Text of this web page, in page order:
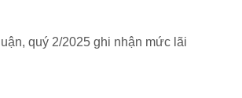
quý 2/2025 ghi nhận mức lãi